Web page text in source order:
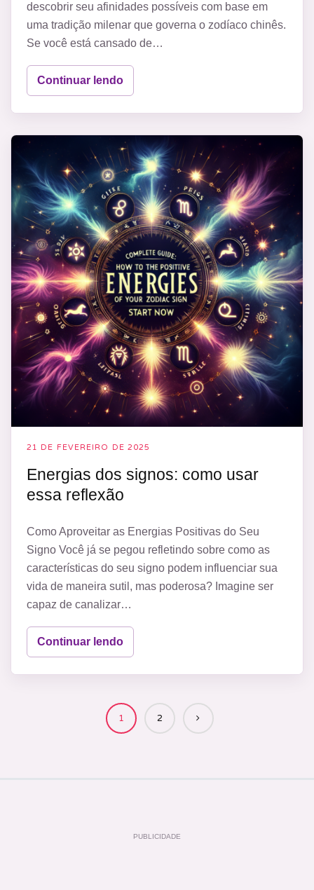
descobrir seu afinidades possíveis com base em
uma tradição milenar que governa o zodíaco chinês.
Se você está cansado de…
Continuar lendo
21 DE FEVEREIRO DE 2025
Energias dos signos: como usar
essa reflexão
Como Aproveitar as Energias Positivas do Seu
Signo Você já se pegou refletindo sobre como as
características do seu signo podem influenciar sua
vida de maneira sutil, mas poderosa? Imagine ser
capaz de canalizar…
Continuar lendo
1 2
PUBLICIDADE